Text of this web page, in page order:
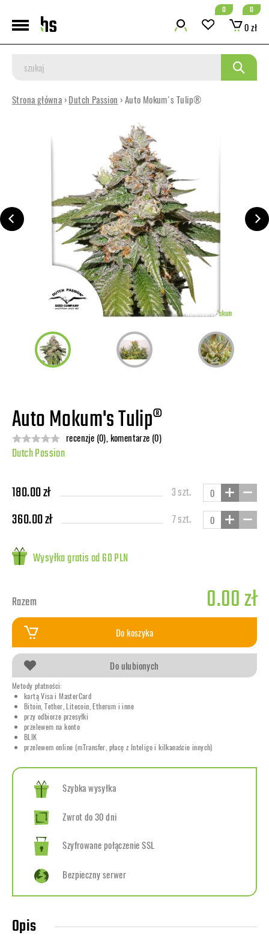
0
0 zł
0
Strona główna ›Dutch Passion › Auto Mokum's Tulip®
Auto Mokum's Tulip®
recenzje (0), komentarze (0)
Dutch Passion
180.00 zł 3 szt.
360.00 zł 7 szt.
Wysyłka gratis od 60 PLN
Razem 0.00 zł
Do koszyka
Do ulubionych
Metody płatności:
kartą Visa i MasterCard
Bitoin, Tether, Litecoin, Etherum i inne
przy odbiorze przesyłki
przelewem na konto
BLIK
przelewem online (mTransfer, płacę z Inteligo i kilkanaście innych)
Szybka wysyłka
Zwrot do 30 dni
Szyfrowane połączenie SSL
Bezpieczny serwer
Opis